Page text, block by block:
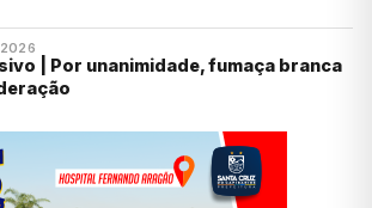
| Por unanimidade, fumaça branca